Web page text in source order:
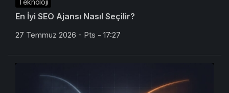
Teknoloji
En İyi SEO Ajansı Nasıl Seçilir?
27 Temmuz 2026 - Pts - 17:27